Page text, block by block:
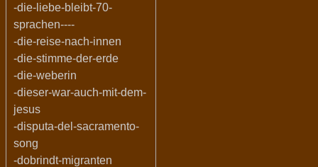
-die-liebe-bleibt-70-
sprachen----
-die-reise-nach-innen
-die-stimme-der-erde
-die-weberin
-dieser-war-auch-mit-dem-
jesus
-disputa-del-sacramento-
song
-dobrindt-migranten